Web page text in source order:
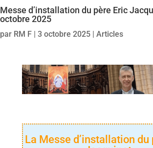
Messe d’installation du père Eric
octobre 2025
par RM F | 3 octobre 2025 | Articles
La Messe d’installation du